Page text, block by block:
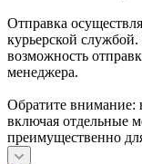
Отправка
курьерской
возможность
менеджера.
Обратите внимание:
включая отдельные
преимущественно